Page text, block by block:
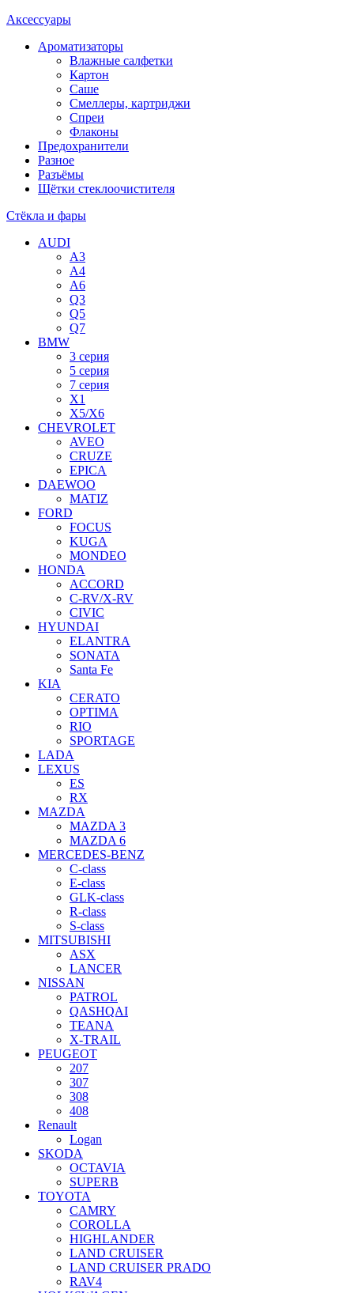
Аксессуары
Ароматизаторы
Влажные салфетки
Картон
Саше
Смеллеры, картриджи
Спреи
Флаконы
Предохранители
Разное
Разъёмы
Щётки стеклоочистителя
Стёкла и фары
AUDI
A3
A4
A6
Q3
Q5
Q7
BMW
3 серия
5 серия
7 серия
X1
X5/X6
CHEVROLET
AVEO
CRUZE
EPICA
DAEWOO
MATIZ
FORD
FOCUS
KUGA
MONDEO
HONDA
ACCORD
C-RV/X-RV
CIVIC
HYUNDAI
ELANTRA
SONATA
Santa Fe
KIA
CERATO
OPTIMA
RIO
SPORTAGE
LADA
LEXUS
ES
RX
MAZDA
MAZDA 3
MAZDA 6
MERCEDES-BENZ
C-class
E-class
GLK-class
R-class
S-class
MITSUBISHI
ASX
LANCER
NISSAN
PATROL
QASHQAI
TEANA
X-TRAIL
PEUGEOT
207
307
308
408
Renault
Logan
SKODA
OCTAVIA
SUPERB
TOYOTA
CAMRY
COROLLA
HIGHLANDER
LAND CRUISER
LAND CRUISER PRADO
RAV4